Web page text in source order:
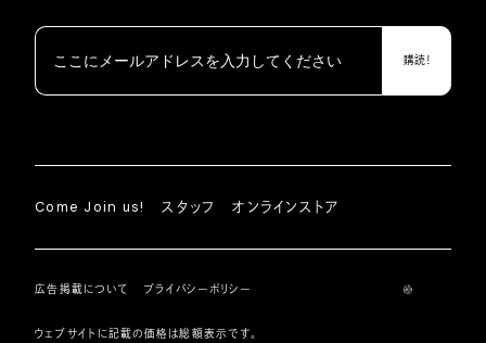
Come Join us! スタッフ オンラインストア
広告掲載について プライバシーポリシー
ウェブサイトに記載の価格は総額表示です。